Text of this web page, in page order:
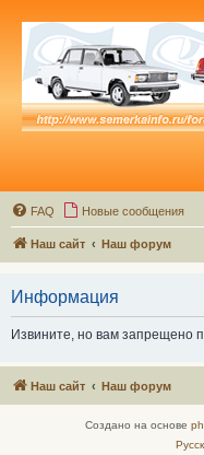
FAQ Новые сообщения
Наш сайт Наш форум
Информация
Извините, но вам запрещено
Наш сайт Наш форум
Создано на основе